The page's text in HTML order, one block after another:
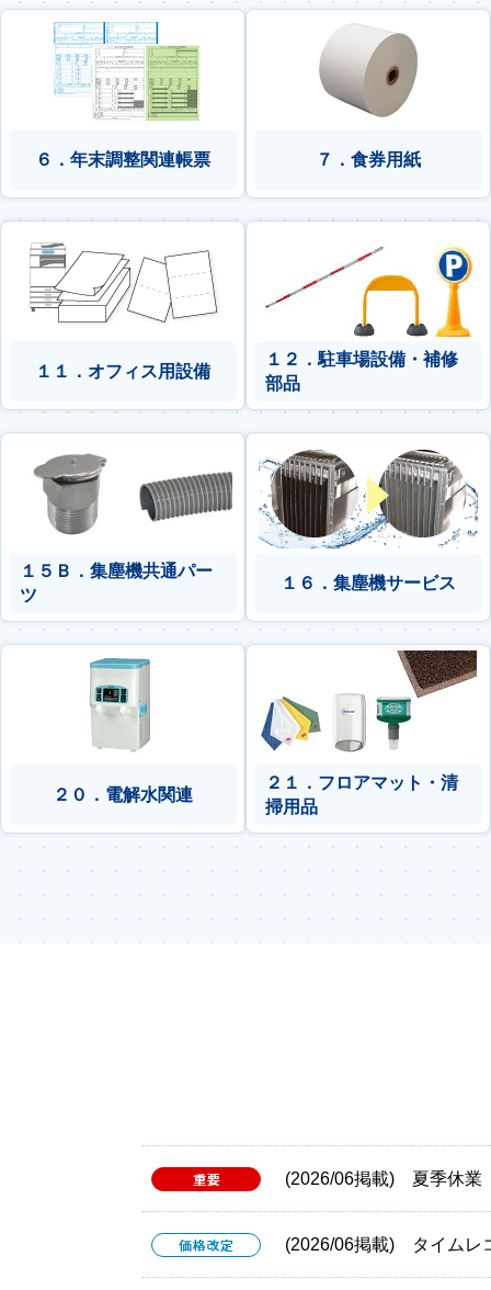
６．年末調整関連帳票 ７．食券用紙
１１．オフィス用設備
１２．駐車場設備・補修
部品
１５Ｂ．集塵機共通パー
ツ
１６．集塵機サービス
２０．電解水関連
２１．フロアマット・清
掃用品
(2026/06掲載) 夏季休業
(2026/06掲載) タイムレ